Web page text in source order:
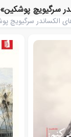
سرگیویچ پوشکین»